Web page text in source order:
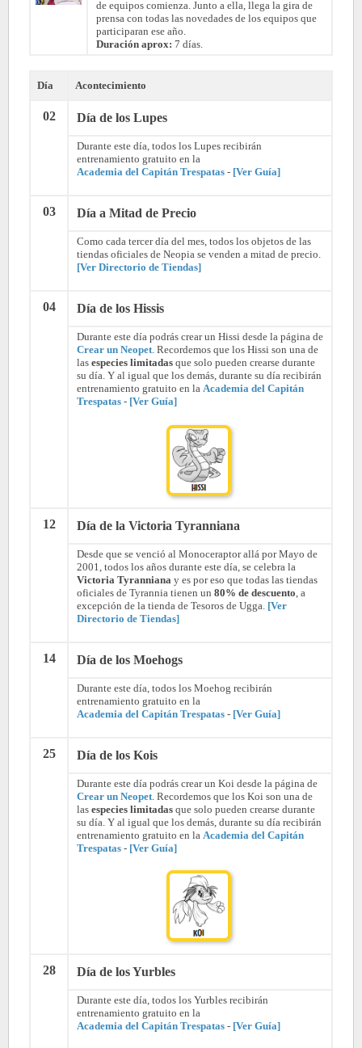
de equipos comienza. Junto a ella, llega la gira de
prensa con todas las novedades de los equipos que
participaran ese año.
Duración aprox: 7 días.
Día Acontecimiento
02 Día de los Lupes
Durante este día, todos los Lupes recibirán
entrenamiento gratuito en la
Academia del Capitán Trespatas - [Ver Guía]
03 Día a Mitad de Precio
Como cada tercer día del mes, todos los objetos de las
tiendas oficiales de Neopia se venden a mitad de precio.
[Ver Directorio de Tiendas]
04 Día de los Hissis
Durante este día podrás crear un Hissi desde la página de
Crear un Neopet . Recordemos que los Hissi son una de
las especies limitadas que solo pueden crearse durante
su día. Y al igual que los demás, durante su día recibirán
entrenamiento gratuito en la Academia del Capitán
Trespatas - [Ver Guía]
12 Día de la Victoria Tyranniana
Desde que se venció al Monoceraptor allá por Mayo de
2001, todos los años durante este día, se celebra la
Victoria Tyranniana y es por eso que todas las tiendas
oficiales de Tyrannia tienen un 80% de descuento , a
excepción de la tienda de Tesoros de Ugga. [Ver
Directorio de Tiendas]
14 Día de los Moehogs
Durante este día, todos los Moehog recibirán
entrenamiento gratuito en la
Academia del Capitán Trespatas - [Ver Guía]
25 Día de los Kois
Durante este día podrás crear un Koi desde la página de
Crear un Neopet . Recordemos que los Koi son una de
las especies limitadas que solo pueden crearse durante
su día. Y al igual que los demás, durante su día recibirán
entrenamiento gratuito en la Academia del Capitán
Trespatas - [Ver Guía]
28 Día de los Yurbles
Durante este día, todos los Yurbles recibirán
entrenamiento gratuito en la
Academia del Capitán Trespatas - [Ver Guía]